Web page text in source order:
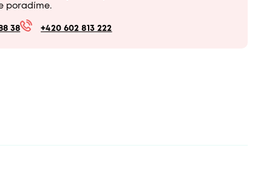
poradíme.
38 +420 602 813 222